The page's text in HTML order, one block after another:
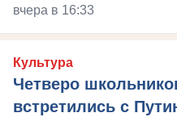
вчера в 16:33
Культура
Четверо
встретились с